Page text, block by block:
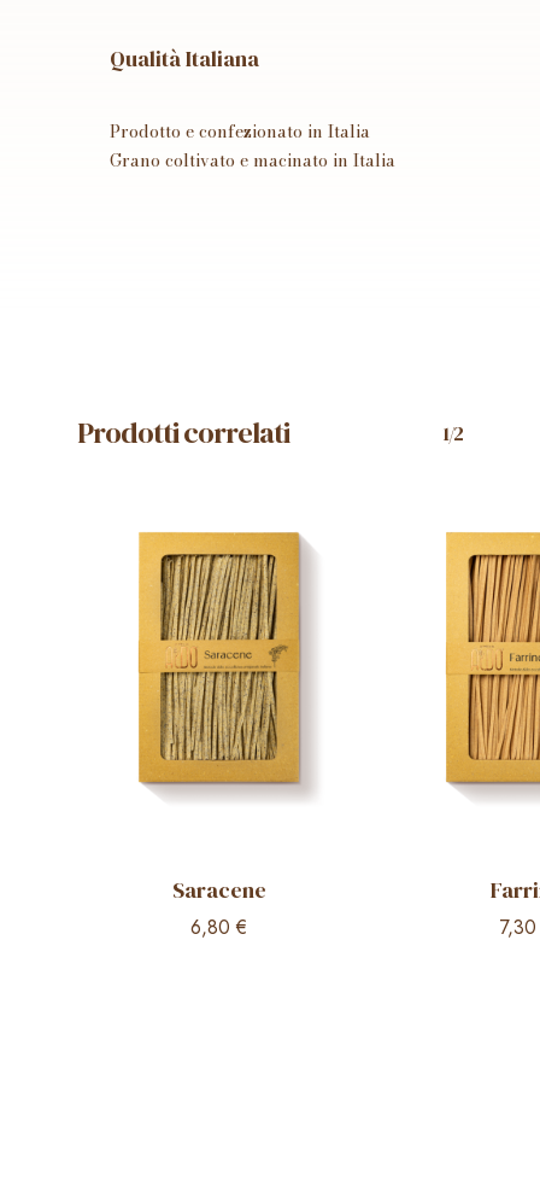
Qualità Italiana
Prodotto e confezionato in Italia
Grano coltivato e macinato in Italia
Prodotti correlati 1/2
Saracene
6,80€